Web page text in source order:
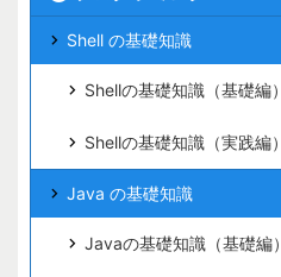
Shell の基礎知識
Shellの基礎知識（基礎編）
Shellの基礎知識（実践編）
Java の基礎知識
Javaの基礎知識（基礎編）